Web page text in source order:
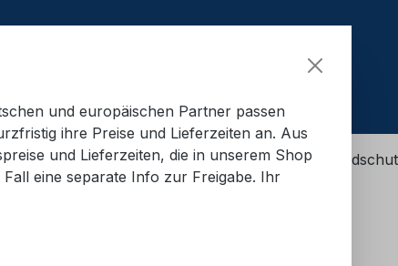
Hebetechnik ADR-Ausrüstung
und europäischen Partner passen
ihre Preise und Lieferzeiten an. Aus
und Lieferzeiten, die in unserem Shop
eine separate Info zur Freigabe. Ihr